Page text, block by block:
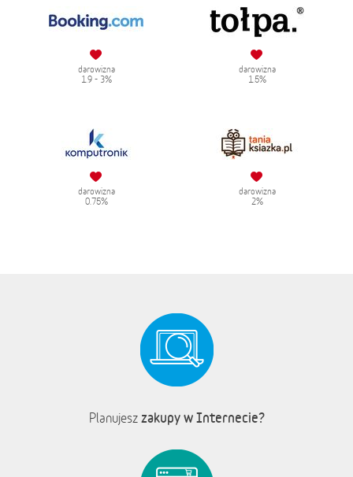
darowizna
1.9 - 3%
darowizna
1.5%
darowizna
0.75%
darowizna
2%
Planujesz zakupy w Internecie?